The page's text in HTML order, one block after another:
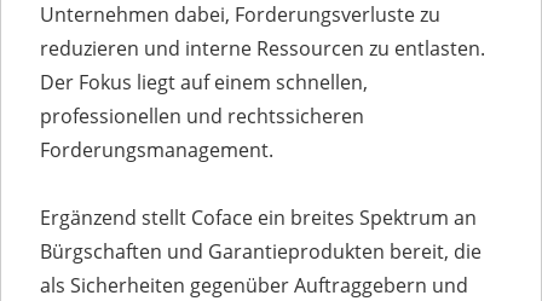
Unternehmen dabei, Forderungsverluste zu
reduzieren und interne Ressourcen zu entlasten.
Der Fokus liegt auf einem schnellen,
professionellen und rechtssicheren
Forderungsmanagement.
Ergänzend stellt Coface ein breites Spektrum an
Bürgschaften und Garantieprodukten bereit, die
als Sicherheiten gegenüber Auftraggebern und